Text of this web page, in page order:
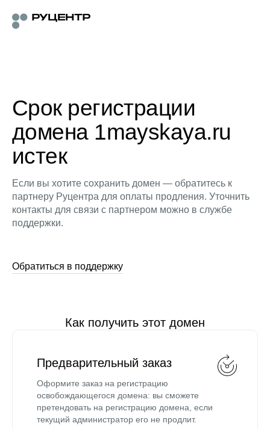
Срок регистрации
домена 1mayskaya.ru
истек
Если вы хотите сохранить домен — обратитесь к
партнеру Руцентра для оплаты продления. Уточнить
контакты для связи с партнером можно в службе
поддержки.
Обратиться в поддержку
Как получить этот домен
Предварительный заказ
Оформите заказ на регистрацию
освобождающегося домена: вы сможете
претендовать на регистрацию домена, если
текущий администратор его не продлит.